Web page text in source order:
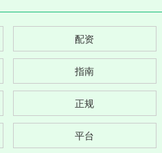
配资
指南
正规
平台